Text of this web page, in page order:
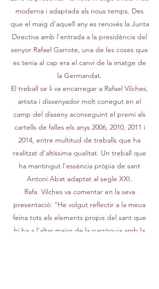
moderna i adaptada als nous temps. Des
que el maig d'aquell any es renovés la Junta
Directiva amb l'entrada a la presidència del
senyor Rafael Garrote, una de les coses que
es tenia al cap era el canvi de la imatge de
la Germandat.
El treball se li va encarregar a Rafael Vilches,
artista i dissenyador molt conegut en el
camp del disseny aconseguint el premi als
cartells de falles els anys 2006, 2010, 2011 i
2014, entre multitud de treballs que ha
realitzat d'altíssima qualitat. Un treball que
ha mantingut l'essència pròpia de sant
Antoni Abat adaptat al segle XXI.
Rafa Vilches va comentar en la seva
presentació: “He volgut reflectir a la meua
feina tots els elements propis del sant que
hi ha a l'altar major de la parròquia amb la